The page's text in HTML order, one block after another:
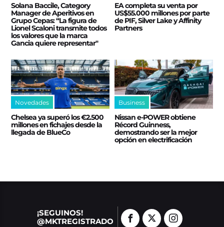
Solana Baccile, Category
Manager de Aperitivos en
Grupo Cepas: “La figura de
Lionel Scaloni transmite todos
los valores que la marca
Gancia quiere representar"
EA completa su venta por
US$55.000 millones por parte
de PIF, Silver Lake y Affinity
Partners
Novedades
Chelsea ya superó los €2.500
millones en fichajes desde la
llegada de BlueCo
Business
Nissan e‑POWER obtiene
Récord Guinness,
demostrando ser la mejor
opción en electrificación
¡SEGUINOS!
@MKTREGISTRADO